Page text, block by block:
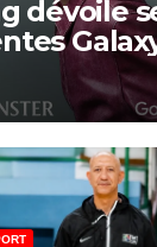
dévoile